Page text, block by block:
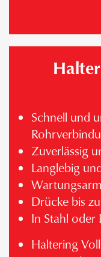
Schnell und
Zuverlässig
Langlebig
Wartungsarm
Drücke bis
In Stahl oder
Haltering